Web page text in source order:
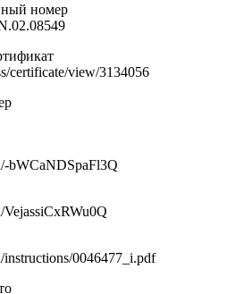
номер
certificate/view/3134056
bWCaNDSpaFl3Q
instructions/0046477_i.pdf